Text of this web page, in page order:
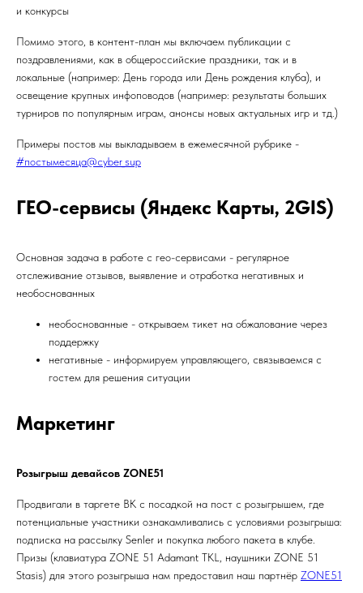
и конкурсы
Помимо этого, в контент-план мы включаем публикации с
поздравлениями, как в общероссийские праздники, так и в
локальные (например: День города или День рождения клуба), и
освещение крупных инфоповодов (например: результаты больших
турниров по популярным играм, анонсы новых актуальных игр и тд.)
Примеры постов мы выкладываем в ежемесячной рубрике -
#постымесяца@cyber_sup
ГЕО-cервисы (Яндекс Карты, 2GIS)
Основная задача в работе с гео-сервисами - регулярное
отслеживание отзывов, выявление и отработка негативных и
необоснованных
необоснованные - открываем тикет на обжалование через
поддержку
негативные - информируем управляющего, связываемся с
гостем для решения ситуации
Маркетинг
Розыгрыш девайсов ZONE51
Продвигали в таргете ВК с посадкой на пост с розыгрышем, где
потенциальные участники ознакамливались с условиями розыгрыша:
подписка на рассылку Senler и покупка любого пакета в клубе.
Призы (клавиатура ZONE 51 Adamant TKL, наушники ZONE 51
Stasis) для этого розыгрыша нам предоставил наш партнёр ZONE51